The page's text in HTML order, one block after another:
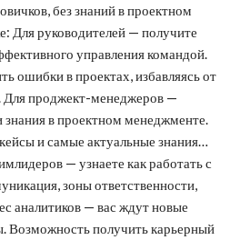
без знаний в проектном
Для руководителей — получите
управления командой.
ошибки в проектах, избавляясь от
Для проджект-менеджеров —
знания в проектном менеджменте.
и самые актуальные знания…
— узнаете как работать с
зоны ответственности,
аналитиков — вас ждут новые
Возможность получить карьерный